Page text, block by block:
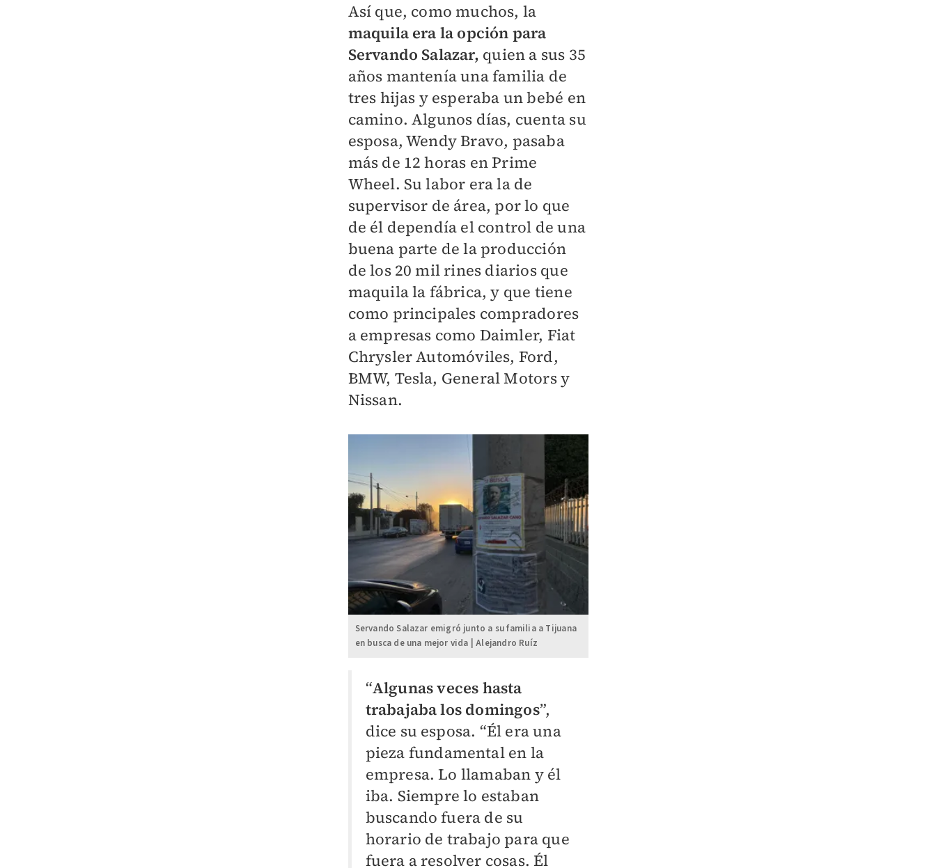
Así que, como muchos, la
maquila era la opción para
Servando Salazar, quien a sus 35
años mantenía una familia de
tres hijas y esperaba un bebé en
camino. Algunos días, cuenta su
esposa, Wendy Bravo, pasaba
más de 12 horas en Prime
Wheel. Su labor era la de
supervisor de área, por lo que
de él dependía el control de una
buena parte de la producción
de los 20 mil rines diarios que
maquila la fábrica, y que tiene
como principales compradores
a empresas como Daimler, Fiat
Chrysler Automóviles, Ford,
BMW, Tesla, General Motors y
Nissan.
Servando Salazar emigró junto a su familia a Tijuana
en busca de una mejor vida | Alejandro Ruíz
“Algunas veces hasta
trabajaba los domingos”,
dice su esposa. “Él era una
pieza fundamental en la
empresa. Lo llamaban y él
iba. Siempre lo estaban
buscando fuera de su
horario de trabajo para que
fuera a resolver cosas. Él